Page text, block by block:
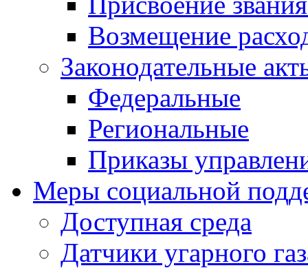
Возмещение
Законодательные
Федеральные
Региональные
Приказы
Меры социальной
Доступная среда
Датчики угарного